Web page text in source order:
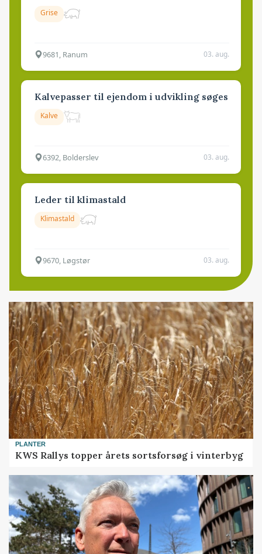
Grise
9681, Ranum 03. aug.
Kalvepasser til ejendom i udvikling søges
Kalve
6392, Bolderslev 03. aug.
Leder til klimastald
Klimastald
9670, Løgstør 03. aug.
PLANTER
KWS Rallys topper årets sortsforsøg i vinterbyg